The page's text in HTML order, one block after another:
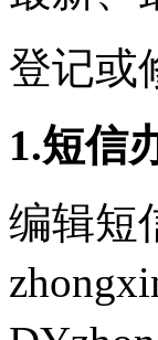
登记或
1.短信
编辑短